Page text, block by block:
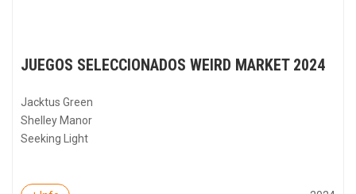
JUEGOS SELECCIONADOS WEIRD MARKET 2024
Jacktus Green
Shelley Manor
Seeking Light